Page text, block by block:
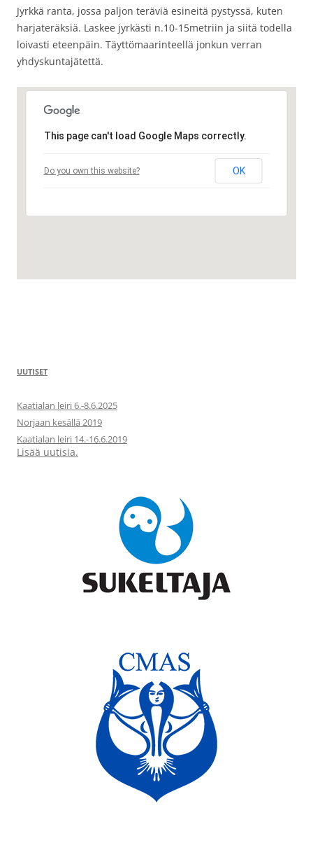
Jyrkkä ranta, jossa paljon teräviä esineitä pystyssä, kuten
harjateräksiä. Laskee jyrkästi n.10-15metriin ja siitä todella
loivasti eteenpäin. Täyttömaarinteellä jonkun verran
yhdyskuntajätettä.
This page can't load Google Maps correctly.
Do you own this website? OK
UUTISET
Kaatialan leiri 6.-8.6.2025
Norjaan kesällä 2019
Kaatialan leiri 14.-16.6.2019
Lisää uutisia.